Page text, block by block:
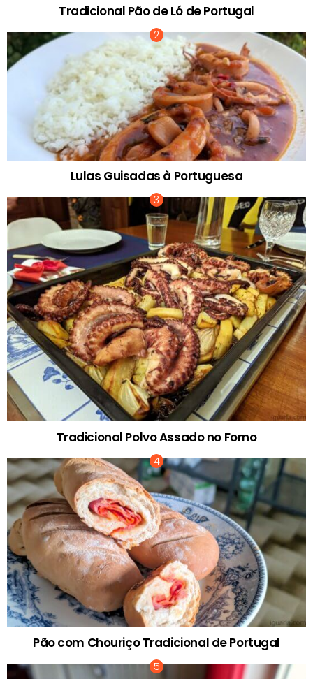
Tradicional Pão de Ló de Portugal
Lulas Guisadas à Portuguesa
Tradicional Polvo Assado no Forno
Pão com Chouriço Tradicional de Portugal